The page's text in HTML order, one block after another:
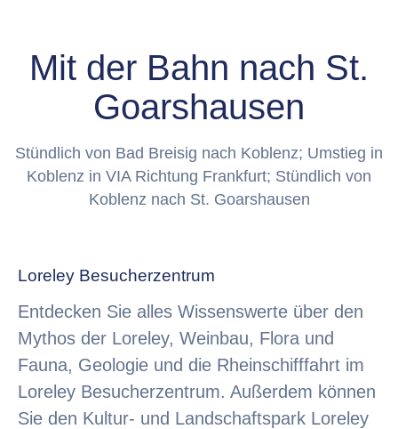
Mit der Bahn nach St.
Goarshausen
Stündlich von Bad Breisig nach Koblenz; Umstieg in
Koblenz in VIA Richtung Frankfurt; Stündlich von
Koblenz nach St. Goarshausen
Loreley Besucherzentrum
Entdecken Sie alles Wissenswerte über den
Mythos der Loreley, Weinbau, Flora und
Fauna, Geologie und die Rheinschifffahrt im
Loreley Besucherzentrum. Außerdem können
Sie den Kultur- und Landschaftspark Loreley